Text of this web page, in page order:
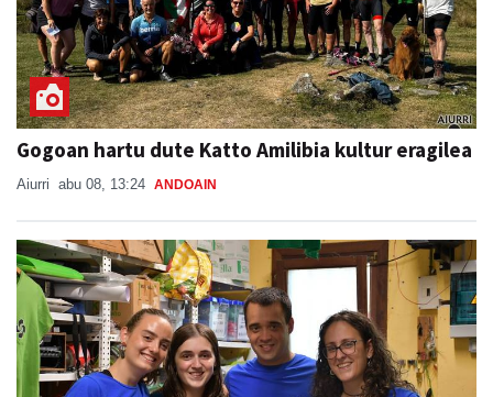
Gogoan hartu dute Katto Amilibia kultur eragilea
Aiurri abu 08, 13:24 ANDOAIN